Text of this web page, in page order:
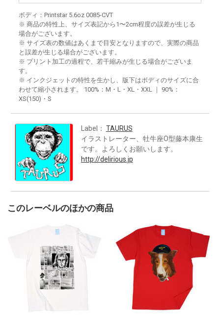
ボディ：Printstar 5.6oz 0085-CVT
※ 商品の特性上、サイズ表記から1〜2cm程度の誤差が生じる
場合がございます。
※ サイズ表の数値はあくまで目安となりますので、実際の商品
と誤差が生じる場合がございます。
※ プリント加工の過程で、若干縮みが生じる場合がございま
す。
※ インクジェットの特性を生かし、版下はボディのサイズに合
わせて縮小されます。 100%：M・L・XL・XXL ｜ 90%：
XS(150)・S
Label： TAURUS
イラストレーター、牡牛座O型藤本康生
です。よろしくお願いします。
http://delirious.jp
このレーベルのほかの商品